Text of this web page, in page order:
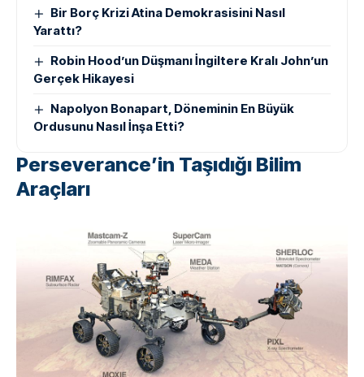
Bir Borç Krizi Atina Demokrasisini Nasıl
Yarattı?
Robin Hood’un Düşmanı İngiltere Kralı John’un
Gerçek Hikayesi
Napolyon Bonapart, Döneminin En Büyük
Ordusunu Nasıl İnşa Etti?
Perseverance’in Taşıdığı Bilim
Araçları